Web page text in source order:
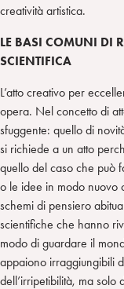
creatività artistica.
LE BASI COMUNI DI
SCIENTIFICA
L’atto creativo per
opera. Nel concetto di
sfuggente: quello di
si richiede a un atto
quello del caso che può
o le idee in modo nuovo
schemi di pensiero
scientifiche che hanno
modo di guardare il
appaiono irraggiungibili
dell’irripetibilità, ma solo